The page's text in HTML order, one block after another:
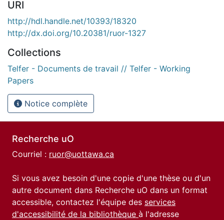
URI
http://hdl.handle.net/10393/18320
http://dx.doi.org/10.20381/ruor-1327
Collections
Telfer - Documents de travail // Telfer - Working
Papers
Notice complète
Recherche uO
Courriel : ruor@uottawa.ca
Si vous avez besoin d'une copie d'une thèse ou d'un
autre document dans Recherche uO dans un format
accessible, contactez l'équipe des services
d'accessibilité de la bibliothèque à l'adresse